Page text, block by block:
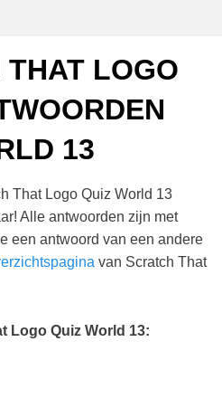
THAT LOGO
13
That Logo Quiz World 13
Alle antwoorden zijn met
een antwoord van een andere
van Scratch That
Logo Quiz World 13: